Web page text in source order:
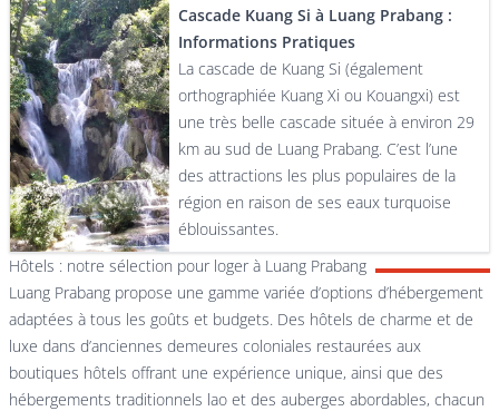
Cascade Kuang Si à Luang Prabang :
Informations Pratiques
La cascade de Kuang Si (également
orthographiée Kuang Xi ou Kouangxi) est
une très belle cascade située à environ 29
km au sud de Luang Prabang. C’est l’une
des attractions les plus populaires de la
région en raison de ses eaux turquoise
éblouissantes.
Hôtels : notre sélection pour loger à Luang Prabang
Luang Prabang propose une gamme variée d’options d’hébergement
adaptées à tous les goûts et budgets. Des hôtels de charme et de
luxe dans d’anciennes demeures coloniales restaurées aux
boutiques hôtels offrant une expérience unique, ainsi que des
hébergements traditionnels lao et des auberges abordables, chacun